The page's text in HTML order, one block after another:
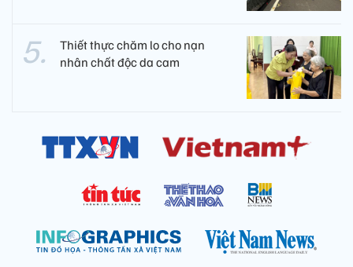
Thiết thực chăm lo cho nạn
nhân chất độc da cam